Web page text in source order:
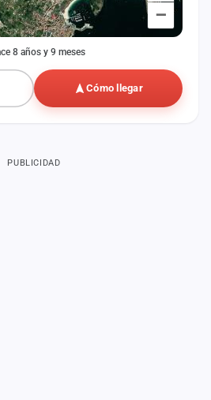
–
8 años y 9 meses
Cómo llegar
PUBLICIDAD